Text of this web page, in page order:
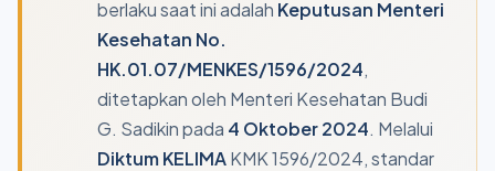
berlaku saat ini adalah Keputusan Menteri
Kesehatan No.
HK.01.07/MENKES/1596/2024,
ditetapkan oleh Menteri Kesehatan Budi
G. Sadikin pada 4 Oktober 2024. Melalui
Diktum KELIMAKMK 1596/2024, standar